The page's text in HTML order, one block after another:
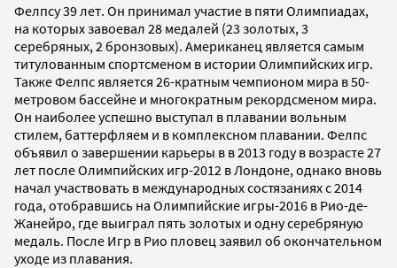
Фелпсу 39 лет. Он принимал участие в пяти Олимпиадах,
на которых завоевал 28 медалей (23 золотых, 3
серебряных, 2 бронзовых). Американец является самым
титулованным спортсменом в истории Олимпийских игр.
Также Фелпс является 26-кратным чемпионом мира в 50-
метровом бассейне и многократным рекордсменом мира.
Он наиболее успешно выступал в плавании вольным
стилем, баттерфляем и в комплексном плавании. Фелпс
объявил о завершении карьеры в в 2013 году в возрасте 27
лет после Олимпийских игр-2012 в Лондоне, однако вновь
начал участвовать в международных состязаниях с 2014
года, отобравшись на Олимпийские игры-2016 в Рио-де-
Жанейро, где выиграл пять золотых и одну серебряную
медаль. После Игр в Рио пловец заявил об окончательном
уходе из плавания.